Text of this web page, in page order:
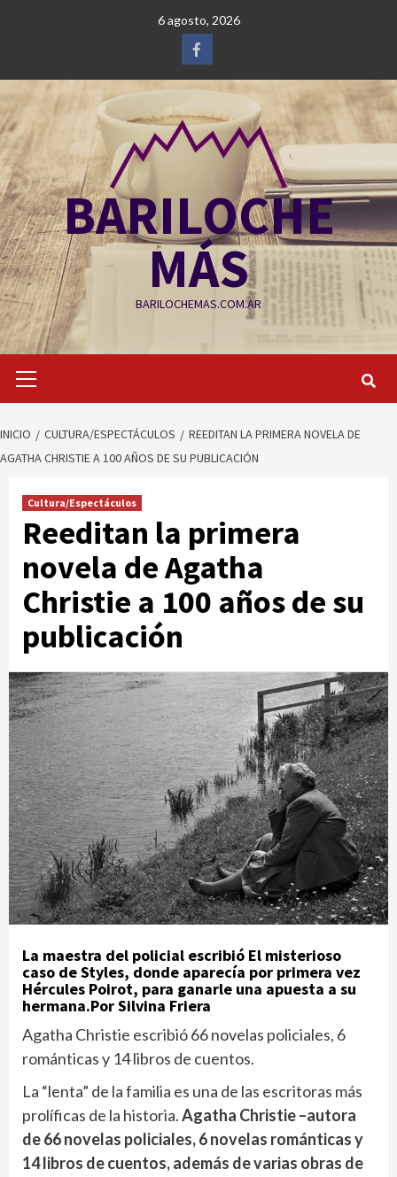
6 agosto, 2026
Facebook
BARILOCHE
MÁS
BARILOCHEMAS.COM.AR
primario
INICIO CULTURA/ESPECTÁCULOS
REEDITAN LA PRIMERA NOVELA DE
AGATHA CHRISTIE A 100 AÑOS DE SU PUBLICACIÓN
Cultura/Espectáculos
Reeditan la primera
novela de Agatha
Christie a 100 años de su
publicación
La maestra del policial escribió El misterioso
caso de Styles, donde aparecía por primera vez
Hércules Poirot, para ganarle una apuesta a su
hermana.Por Silvina Friera
Agatha Christie escribió 66 novelas policiales, 6
románticas y 14 libros de cuentos.
La “lenta” de la familia es una de las escritoras más
prolíficas de la historia.Agatha Christie –autora
de 66 novelas policiales, 6 novelas románticas y
14 libros de cuentos, además de varias obras de